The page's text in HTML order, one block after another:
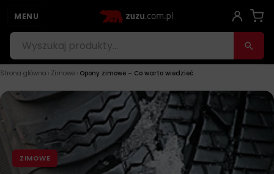
MENU
Strona główna › Zimowe › Opony zimowe – Co warto wiedzieć
ZIMOWE
29 lis 2022